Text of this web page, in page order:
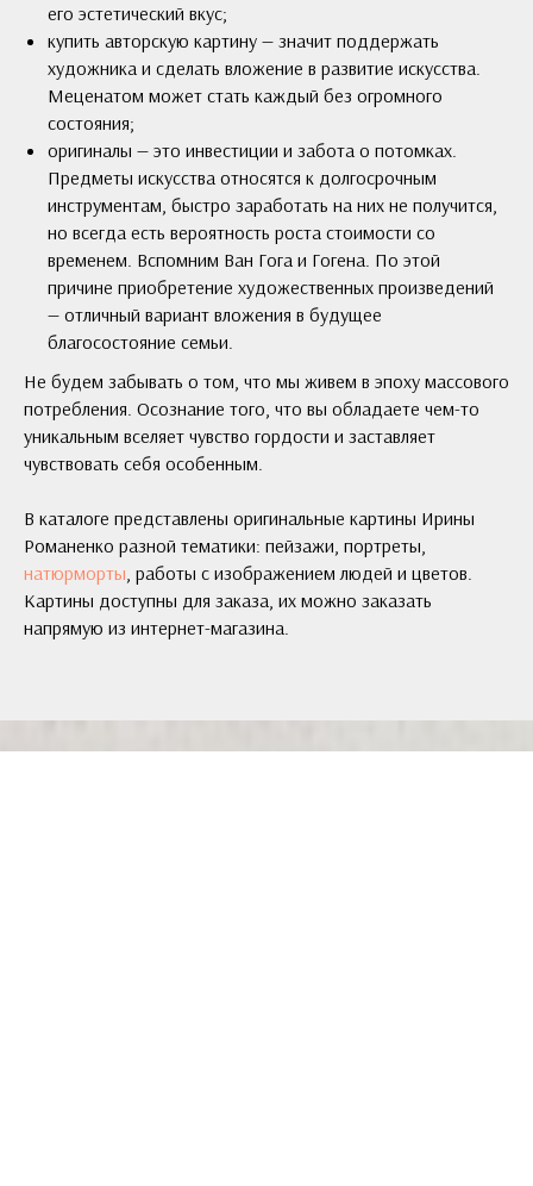
его эстетический вкус;
купить авторскую картину — значит поддержать
художника и сделать вложение в развитие искусства.
Меценатом может стать каждый без огромного
состояния;
оригиналы — это инвестиции и забота о потомках.
Предметы искусства относятся к долгосрочным
инструментам, быстро заработать на них не получится,
но всегда есть вероятность роста стоимости со
временем. Вспомним Ван Гога и Гогена. По этой
причине приобретение художественных произведений
— отличный вариант вложения в будущее
благосостояние семьи.
Не будем забывать о том, что мы живем в эпоху массового
потребления. Осознание того, что вы обладаете чем-то
уникальным вселяет чувство гордости и заставляет
чувствовать себя особенным.
В каталоге представлены оригинальные картины Ирины
Романенко разной тематики: пейзажи, портреты,
натюрморты, работы с изображением людей и цветов.
Картины доступны для заказа, их можно заказать
напрямую из интернет-магазина.